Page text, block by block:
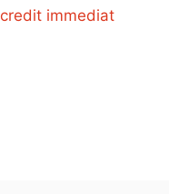
credit immediat